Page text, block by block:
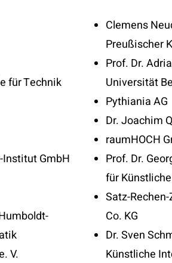
für Technik
Institut GmbH
V.
Clemens
Preußischer
Prof. Dr.
Universität
Pythiania AG
Dr. Joachim
raumHOCH
Prof. Dr.
für
Satz-
Co. KG
Dr. Sven
Künstliche